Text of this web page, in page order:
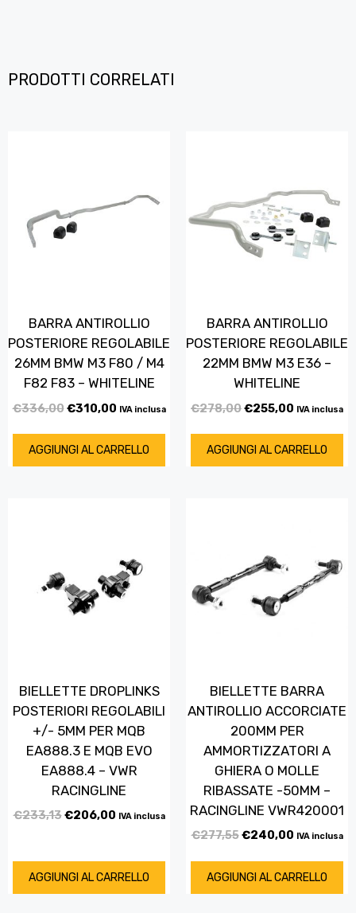
PRODOTTI CORRELATI
BARRA ANTIROLLIO
POSTERIORE REGOLABILE
26MM BMW M3 F80 / M4
F82 F83 – WHITELINE
€336,00€310,00 IVA inclusa
AGGIUNGI AL CARRELLO
BARRA ANTIROLLIO
POSTERIORE REGOLABILE
22MM BMW M3 E36 –
WHITELINE
€278,00€255,00 IVA inclusa
AGGIUNGI AL CARRELLO
BIELLETTE DROPLINKS
POSTERIORI REGOLABILI
+/- 5MM PER MQB
EA888.3 E MQB EVO
EA888.4 – VWR
RACINGLINE
€233,13€206,00 IVA inclusa
AGGIUNGI AL CARRELLO
BIELLETTE BARRA
ANTIROLLIO ACCORCIATE
200MM PER
AMMORTIZZATORI A
GHIERA O MOLLE
RIBASSATE -50MM –
RACINGLINE VWR420001
€277,55€240,00 IVA inclusa
AGGIUNGI AL CARRELLO